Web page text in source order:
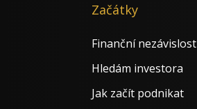
Začátky
Finanční nezávislost
Hledám investora
Jak začít podnikat